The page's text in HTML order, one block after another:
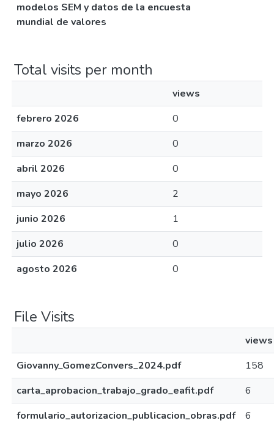
modelos SEM y datos de la encuesta
mundial de valores
Total visits per month
views
febrero 2026
0
marzo 2026
0
abril 2026
0
mayo 2026
2
junio 2026
1
julio 2026
0
agosto 2026
0
File Visits
views
Giovanny_GomezConvers_2024.pdf
158
carta_aprobacion_trabajo_grado_eafit.pdf
6
formulario_autorizacion_publicacion_obras.pdf
6